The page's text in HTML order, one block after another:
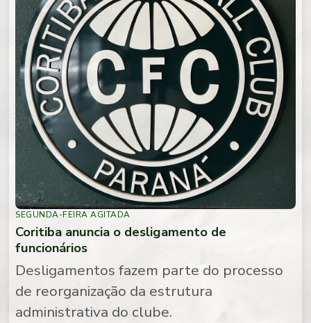
SEGUNDA-FEIRA AGITADA
Coritiba anuncia o desligamento de
funcionários
Desligamentos fazem parte do processo
de reorganização da estrutura
administrativa do clube.